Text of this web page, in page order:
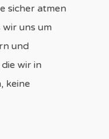
sicher atmen
wir uns um
und
wir in
keine